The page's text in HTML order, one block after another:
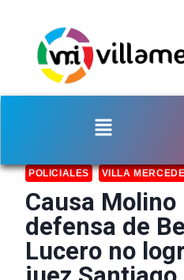
POLICIALES VILLA
Causa Molino
defensa de
Lucero no